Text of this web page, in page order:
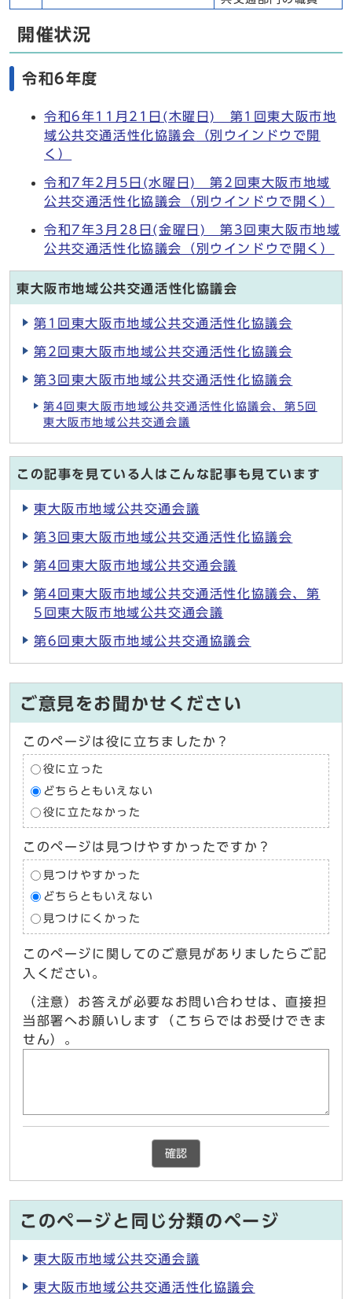
開催状況
令和6年度
令和6年11月21日(木曜日) 第1回東大阪市地
域公共交通活性化協議会
（別ウインドウで開
く）
令和7年2月5日(水曜日) 第2回東大阪市地域
公共交通活性化協議会
（別ウインドウで開く）
令和7年3月28日(金曜日) 第3回東大阪市地域
公共交通活性化協議会
（別ウインドウで開く）
東大阪市地域公共交通活性化協議会
第1回東大阪市地域公共交通活性化協議会
第2回東大阪市地域公共交通活性化協議会
第3回東大阪市地域公共交通活性化協議会
第4回東大阪市地域公共交通活性化協議会、第5回
東大阪市地域公共交通会議
この記事を見ている人はこんな記事も見ています
東大阪市地域公共交通会議
第3回東大阪市地域公共交通活性化協議会
第4回東大阪市地域公共交通会議
第4回東大阪市地域公共交通活性化協議会、第
5回東大阪市地域公共交通会議
第6回東大阪市地域公共交通協議会
ご意見をお聞かせください
このページは役に立ちましたか？
役に立った
どちらともいえない
役に立たなかった
このページは見つけやすかったですか？
見つけやすかった
どちらともいえない
見つけにくかった
このページに関してのご意見がありましたらご記
入ください。
（注意）お答えが必要なお問い合わせは、直接担
当部署へお願いします（こちらではお受けできま
せん）。
確認
このページと同じ分類のページ
東大阪市地域公共交通会議
東大阪市地域公共交通活性化協議会